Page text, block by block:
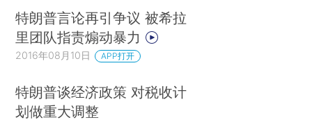
特朗普言论再引争议 被希拉
里团队指责煽动暴力
2016年08月10日 APP打开
特朗普谈经济政策 对税收计
划做重大调整